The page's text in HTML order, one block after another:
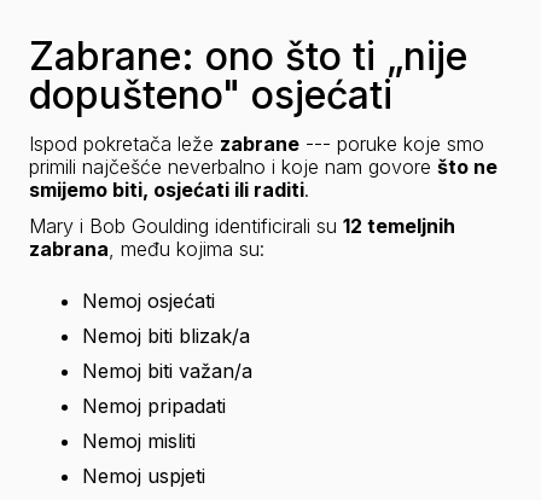
Zabrane: ono što ti „nije
dopušteno" osjećati
Ispod pokretača leže zabrane --- poruke koje smo
primili najčešće neverbalno i koje nam govore što ne
smijemo biti, osjećati ili raditi.
Mary i Bob Goulding identificirali su 12 temeljnih
zabrana, među kojima su:
Nemoj osjećati
Nemoj biti blizak/a
Nemoj biti važan/a
Nemoj pripadati
Nemoj misliti
Nemoj uspjeti